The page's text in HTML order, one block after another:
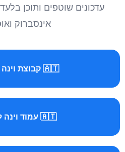
עדכונים שוטפים ותוכן
אינסברוק
🇦🇹 קבוצת וינה למטיילים
🇦🇹 עמוד וינה למטיילים